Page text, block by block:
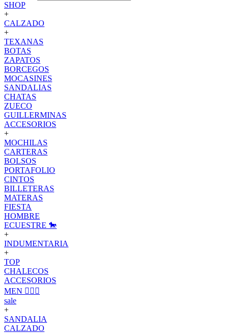
SHOP
+
CALZADO
+
TEXANAS
BOTAS
ZAPATOS
BORCEGOS
MOCASINES
SANDALIAS
CHATAS
ZUECO
GUILLERMINAS
ACCESORIOS
+
MOCHILAS
CARTERAS
BOLSOS
PORTAFOLIO
CINTOS
BILLETERAS
MATERAS
FIESTA
HOMBRE
ECUESTRE 🐎
+
INDUMENTARIA
+
TOP
CHALECOS
ACCESORIOS
MEN 🙋🏽‍♂️
sale
+
SANDALIA
CALZADO